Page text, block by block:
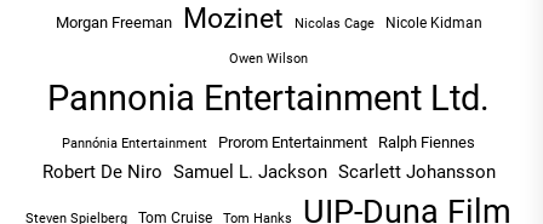
Morgan Freeman Mozinet Nicolas Cage Nicole Kidman
Owen Wilson
Pannonia Entertainment Ltd.
Pannónia Entertainment Prorom Entertainment Ralph Fiennes
Robert De Niro Samuel L. Jackson Scarlett Johansson
Steven Spielberg Tom Cruise Tom Hanks UIP-Duna Film